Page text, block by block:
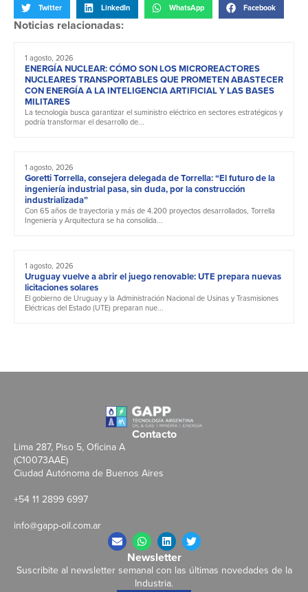
Twitter LinkedIn WhatsApp Facebook
Noticias relacionadas:
1 agosto, 2026
ENERGÍA NUCLEAR: CÓMO SON LOS MICROREACTORES
NUCLEARES TRANSPORTABLES QUE PROMETEN ABASTECER
CON ENERGÍA A LA INTELIGENCIA ARTIFICIAL Y LAS BASES
MILITARES
La tecnología busca garantizar el suministro eléctrico en sectores estratégicos y
podría transformar el desarrollo de...
1 agosto, 2026
Goretti Torrella, consejera delegada de Torrella: “El futuro de la
ingeniería industrial pasa, sin duda, por la construcción
industrializada”
Con 65 años de trayectoria y más de 4.200 proyectos desarrollados, Torrella
Ingeniería y Arquitectura se ha consolida...
1 agosto, 2026
Uruguay vuelve a abrir el juego renovable: UTE prepara nuevas
licitaciones solares
El gobierno de Uruguay y la Administración Nacional de Usinas y Trasmisiones
Eléctricas del Estado (UTE) preparan nue...
Contacto
Lima 287, Piso 5, Oficina A
(C10073AAE)
Ciudad Autónoma de Buenos Aires
+54 11 2899 6997
info@gapp-oil.com.ar
Newsletter
Suscribite al newsletter semanal con las últimas novedades de la
Industria.